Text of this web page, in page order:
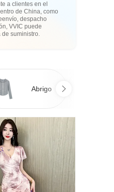
a clientes en el
de China, como
despacho
VVIC puede
suministro.
Abrigo